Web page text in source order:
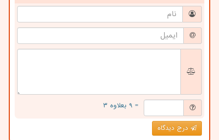
= ۹ بعلاوه ۳
درج دیدگاه